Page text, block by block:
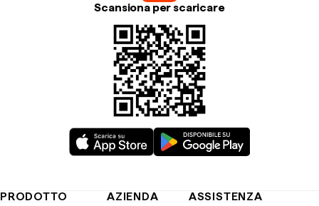
Scansiona per scaricare
PRODOTTO
AZIENDA
ASSISTENZA